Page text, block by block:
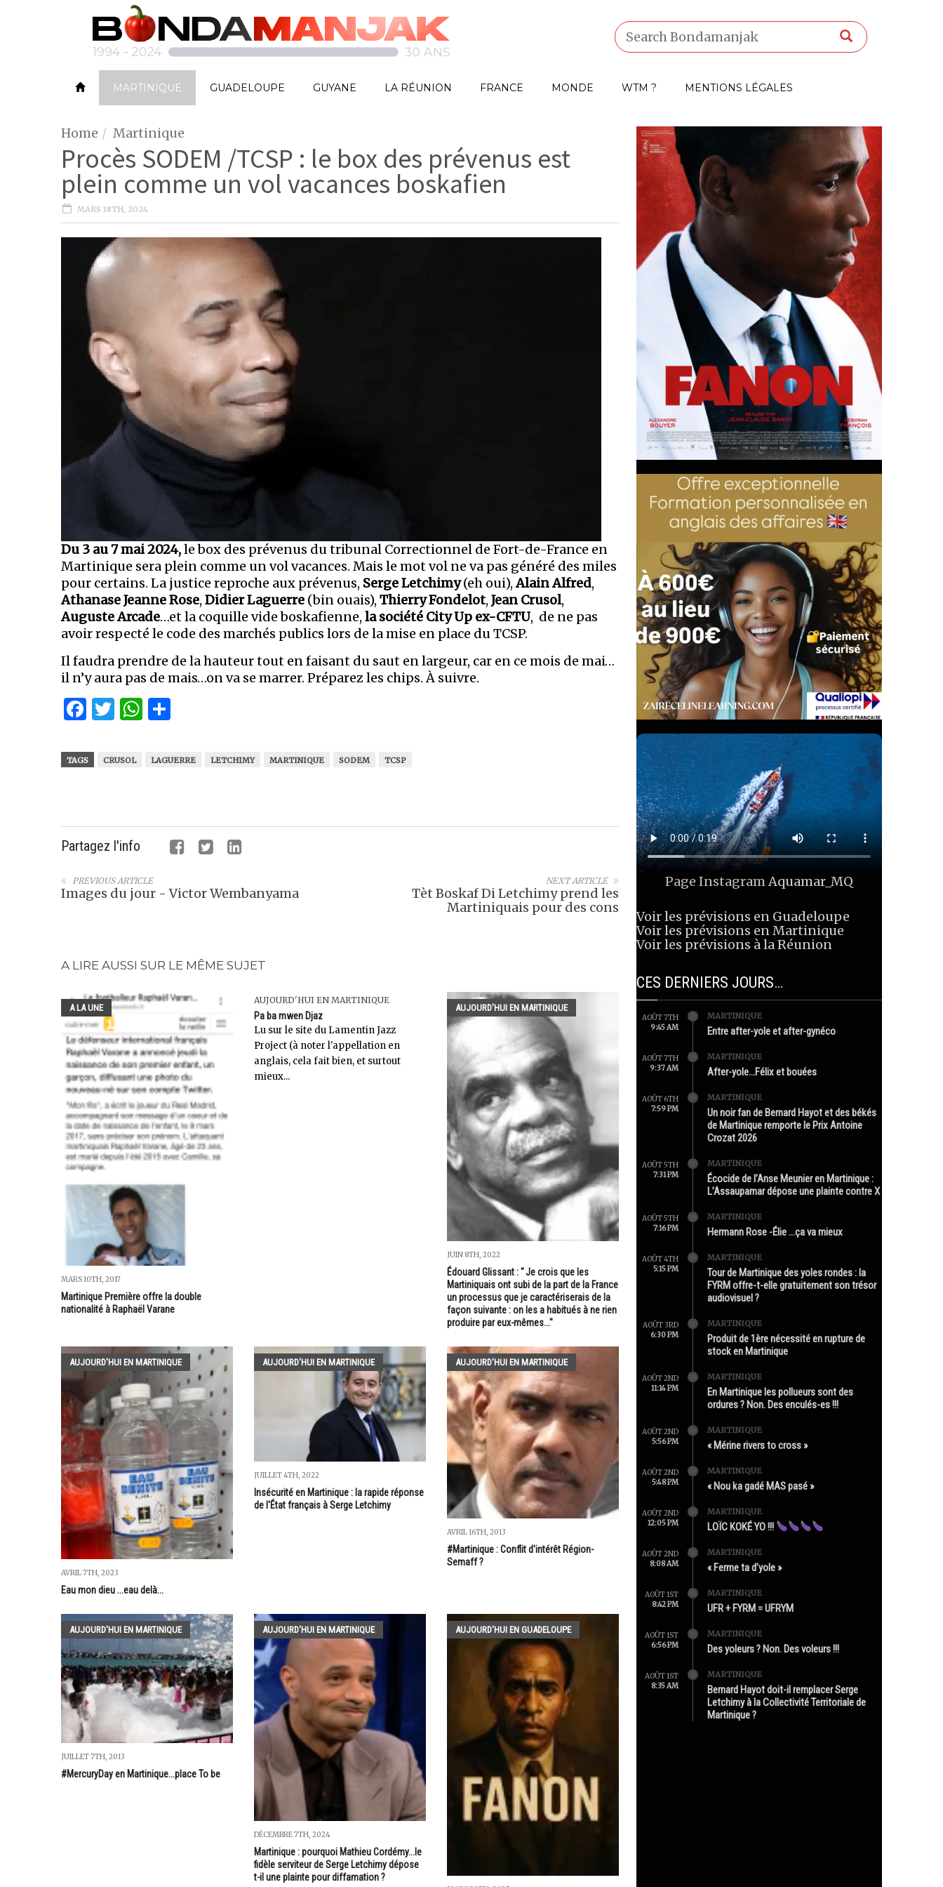
MARTINIQUE GUADELOUPE GUYANE LA RÉUNION FRANCE MONDE WTM ? MENTIONS LÉGALES
Home Martinique
Procès SODEM /TCSP : le box des prévenus est
plein comme un vol vacances boskafien
MARS 18TH, 2024
Du 3 au 7 mai 2024,le box des prévenus du tribunal Correctionnel de Fort-de-France en
Martinique sera plein comme un vol vacances. Mais le mot vol ne va pas généré des miles
pour certains. La justice reproche aux prévenus, Serge Letchimy(eh oui),Alain Alfred,
Athanase Jeanne Rose, Didier Laguerre (bin ouais), Thierry Fondelot, Jean Crusol,
Auguste Arcade…et la coquille vide boskafienne, la société City Up ex-CFTU, de ne pas
avoir respecté le code des marchés publics lors de la mise en place du TCSP.
Il faudra prendre de la hauteur tout en faisant du saut en largeur, car en ce mois de mai…
il n’y aura pas de mais…on va se marrer. Préparez les chips. À suivre.
Facebook
Twitter
WhatsApp
TAGS CRUSOL LAGUERRE LETCHIMY MARTINIQUE SODEM TCSP
Partagez l'info
NEXT ARTICLE
Tèt Boskaf Di Letchimy prend les
Martiniquais pour des cons
PREVIOUS ARTICLE
Images du jour - Victor Wembanyama
A LIRE AUSSI SUR LE MÊME SUJET
A LA UNE
MARS 10TH, 2017
Martinique Première offre la double
nationalité à Raphaël Varane
AUJOURD'HUI EN MARTINIQUE
Pa ba mwen Djaz
Lu sur le site du Lamentin Jazz
Project (à noter l'appellation en
anglais, cela fait bien, et surtout
mieux...
AUJOURD'HUI EN MARTINIQUE
JUIN 8TH, 2022
Édouard Glissant : " Je crois que les
Martiniquais ont subi de la part de la France
un processus que je caractériserais de la
façon suivante : on les a habitués à ne rien
produire par eux-mêmes..."
AUJOURD'HUI EN MARTINIQUE
AVRIL 7TH, 2023
Eau mon dieu ...eau delà...
AUJOURD'HUI EN MARTINIQUE
JUILLET 4TH, 2022
Insécurité en Martinique : la rapide réponse
de l'État français à Serge Letchimy
AUJOURD'HUI EN MARTINIQUE
AVRIL 16TH, 2013
#Martinique : Conflit d'intérêt Région-
Semaff ?
AUJOURD'HUI EN MARTINIQUE
JUILLET 7TH, 2013
#MercuryDay en Martinique...place To be
AUJOURD'HUI EN MARTINIQUE
DÉCEMBRE 7TH, 2024
Martinique : pourquoi Mathieu Cordémy...le
fidèle serviteur de Serge Letchimy dépose
t-il une plainte pour diffamation ?
AUJOURD'HUI EN GUADELOUPE
Page InstagramAquamar_MQ
Voir les prévisions en Guadeloupe
Voir les prévisions en Martinique
Voir les prévisions à la Réunion
CES DERNIERS JOURS…
AOÛT 7TH
9:45 AM
MARTINIQUE
Entre after-yole et after-gynéco
AOÛT 7TH
9:37 AM
MARTINIQUE
After-yole…Félix et bouées
AOÛT 6TH
7:59 PM
MARTINIQUE
Un noir fan de Bernard Hayot et des békés
de Martinique remporte le Prix Antoine
Crozat 2026
AOÛT 5TH
7:31 PM
MARTINIQUE
Écocide de l’Anse Meunier en Martinique :
L’Assaupamar dépose une plainte contre X
AOÛT 5TH
7:16 PM
MARTINIQUE
Hermann Rose -Élie …ça va mieux
AOÛT 4TH
5:15 PM
MARTINIQUE
Tour de Martinique des yoles rondes : la
FYRM offre-t-elle gratuitement son trésor
audiovisuel ?
AOÛT 3RD
6:30 PM
MARTINIQUE
Produit de 1ère nécessité en rupture de
stock en Martinique
AOÛT 2ND
11:14 PM
MARTINIQUE
En Martinique les pollueurs sont des
ordures ? Non. Des enculés-es !!!
AOÛT 2ND
5:56 PM
MARTINIQUE
« Mérine rivers to cross »
AOÛT 2ND
5:48 PM
MARTINIQUE
« Nou ka gadé MAS pasé »
AOÛT 2ND
12:05 PM
MARTINIQUE
LOÏC KOKÉ YO !!!
AOÛT 2ND
8:08 AM
MARTINIQUE
« Ferme ta d’yole »
AOÛT 1ST
8:42 PM
MARTINIQUE
UFR + FYRM = UFRYM
AOÛT 1ST
6:56 PM
MARTINIQUE
Des yoleurs ? Non. Des voleurs !!!
AOÛT 1ST
8:35 AM
MARTINIQUE
Bernard Hayot doit-il remplacer Serge
Letchimy à la Collectivité Territoriale de
Martinique ?